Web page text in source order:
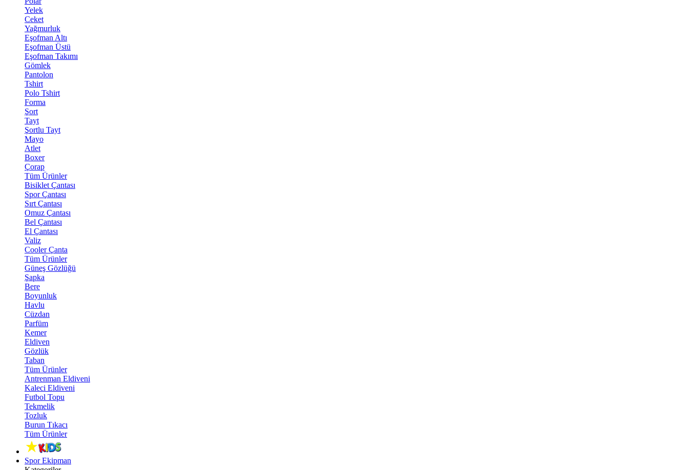
Yelek
Ceket
Yağmurluk
Eşofman Altı
Eşofman Üstü
Eşofman Takımı
Gömlek
Pantolon
Tshirt
Polo Tshirt
Forma
Şort
Tayt
Şortlu Tayt
Mayo
Atlet
Boxer
Çorap
Tüm Ürünler
Bisiklet Çantası
Spor Çantası
Sırt Çantası
Omuz Çantası
Bel Çantası
El Çantası
Valiz
Cooler Çanta
Tüm Ürünler
Güneş Gözlüğü
Şapka
Bere
Boyunluk
Havlu
Cüzdan
Parfüm
Kemer
Eldiven
Gözlük
Taban
Tüm Ürünler
Antrenman Eldiveni
Kaleci Eldiveni
Futbol Topu
Tekmelik
Tozluk
Burun Tıkacı
Tüm Ürünler
Spor Ekipman